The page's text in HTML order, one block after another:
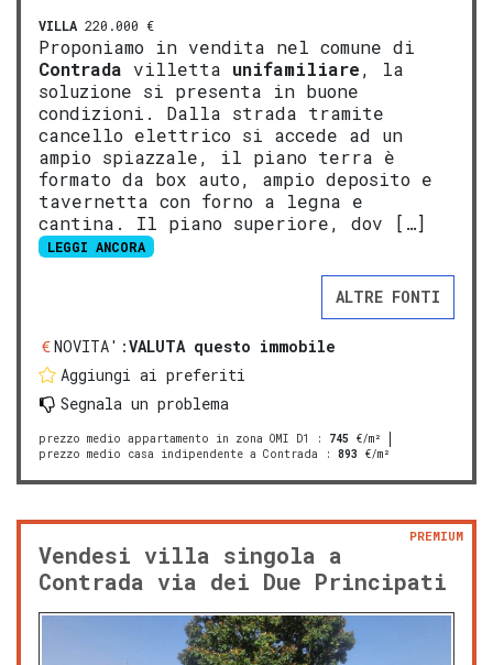
VILLA 220.000 €
Proponiamo in vendita nel comune di
Contrada villetta unifamiliare, la
soluzione si presenta in buone
condizioni. Dalla strada tramite
cancello elettrico si accede ad un
ampio spiazzale, il piano terra è
formato da box auto, ampio deposito e
tavernetta con forno a legna e
cantina. Il piano superiore, dov […]
LEGGI ANCORA
ALTRE FONTI
NOVITA':VALUTA questo immobile
Aggiungi ai preferiti
Segnala un problema
prezzo medio appartamento in zona OMI D1 : 745 €/m²
prezzo medio casa indipendente a Contrada : 893 €/m²
Vendesi villa singola a
Contrada via dei Due Principati
PREMIUM